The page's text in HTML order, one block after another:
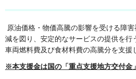
原油価格・物価高騰の影響を受ける障
減を図り、安定的なサービスの提供を行
車両燃料費及び食材料費の高騰分を支援
※本支援金は国の「重点支援地方交付金